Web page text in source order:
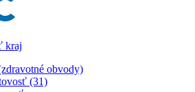
kraj
obvody)
(31)